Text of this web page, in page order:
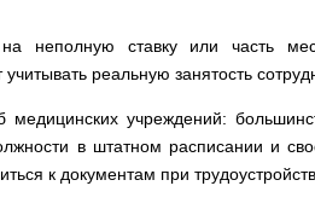
неполную ставку или часть
реальную занятость
учреждений:
в штатном расписании и
к документам при